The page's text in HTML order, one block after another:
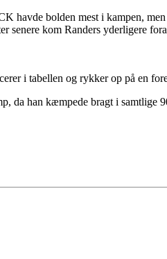
havde bolden mest i kampen,
senere kom Randers yderligere
i tabellen og rykker op på en
han kæmpede bragt i samtlige